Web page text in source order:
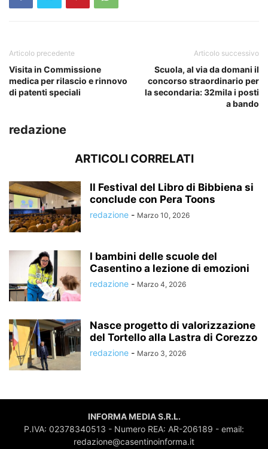
Articolo precedente
Visita in Commissione
medica per rilascio e rinnovo
di patenti speciali
Articolo successivo
Scuola, al via da domani il
concorso straordinario per
la secondaria: 32mila i posti
a bando
redazione
ARTICOLI CORRELATI
Il Festival del Libro di Bibbiena si
conclude con Pera Toons
redazione - Marzo 10, 2026
I bambini delle scuole del
Casentino a lezione di emozioni
redazione - Marzo 4, 2026
Nasce progetto di valorizzazione
del Tortello alla Lastra di Corezzo
redazione - Marzo 3, 2026
INFORMA MEDIA S.R.L.
P.IVA: 02378340513 - Numero REA: AR-206189 - email:
redazione@casentinoinforma.it